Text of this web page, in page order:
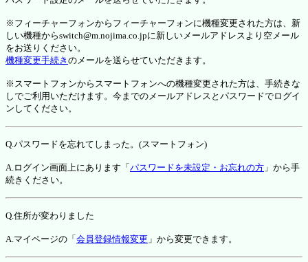
※フィーチャーフォンからフィーチャーフォンに機種変更された方は、新
しい機種からswitch@m.nojima.co.jpに新しいメールアドレスより空メール
をお送りください。
機種変更手続き のメールを送らせていただきます。
※スマートフォンからスマートフォンへの機種変更された方は、手続きな
しでご利用いただけます。今までのメールアドレスとパスワードでログイ
ンしてください。
Q.パスワードを忘れてしまった。(スマートフォン)
A.ログイン画面上にあります「 パスワードを未設定・お忘れの方 」から手
続きください。
Q.住所が変わりました
A.マイページの「 会員登録情報変更 」から変更できます。